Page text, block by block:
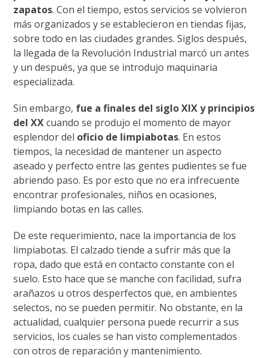
zapatos. Con el tiempo, estos servicios se volvieron
más organizados y se establecieron en tiendas fijas,
sobre todo en las ciudades grandes. Siglos después,
la llegada de la Revolución Industrial marcó un antes
y un después, ya que se introdujo maquinaria
especializada.
Sin embargo, fue a finales del siglo XIX y principios
del XXcuando se produjo el momento de mayor
esplendor del oficio de limpiabotas. En estos
tiempos, la necesidad de mantener un aspecto
aseado y perfecto entre las gentes pudientes se fue
abriendo paso. Es por esto que no era infrecuente
encontrar profesionales, niños en ocasiones,
limpiando botas en las calles.
De este requerimiento, nace la importancia de los
limpiabotas. El calzado tiende a sufrir más que la
ropa, dado que está en contacto constante con el
suelo. Esto hace que se manche con facilidad, sufra
arañazos u otros desperfectos que, en ambientes
selectos, no se pueden permitir. No obstante, en la
actualidad, cualquier persona puede recurrir a sus
servicios, los cuales se han visto complementados
con otros de reparación y mantenimiento.